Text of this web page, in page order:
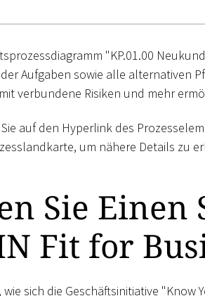
"KP.01.00
Aufgaben sowie alle alternativen
verbundene Risiken und mehr
auf den Hyperlink des
um nähere Details zu
Sie
Fit for
wie sich die Geschäftsinitiative "Know